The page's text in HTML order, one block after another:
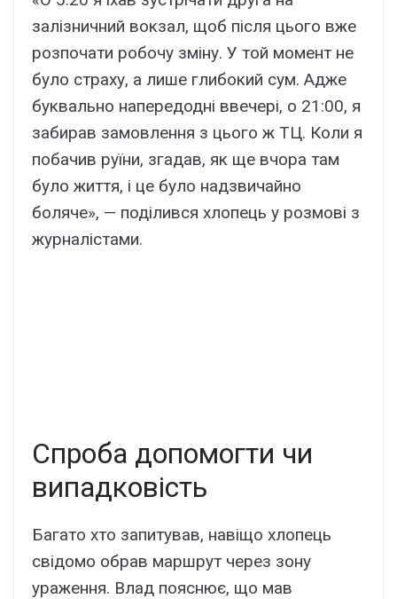
залізничний вокзал, щоб після цього вже
розпочати робочу зміну. У той момент не
було страху, а лише глибокий сум. Адже
буквально напередодні ввечері, о 21:00, я
забирав замовлення з цього ж ТЦ. Коли я
побачив руїни, згадав, як ще вчора там
було життя, і це було надзвичайно
боляче», — поділився хлопець у розмові з
журналістами.
Спроба допомогти чи
випадковість
Багато хто запитував, навіщо хлопець
свідомо обрав маршрут через зону
ураження. Влад пояснює, що мав